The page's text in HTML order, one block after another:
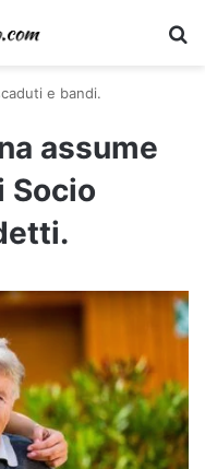
e bandi.
assume
Socio